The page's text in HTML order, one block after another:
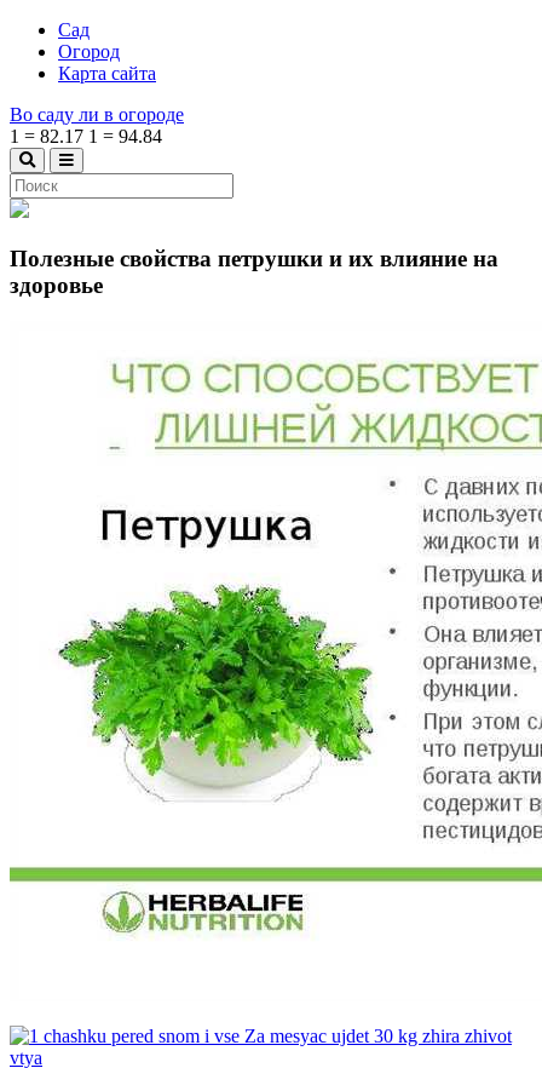
Сад
Огород
Карта сайта
Во саду ли в огороде
1 = 82.17 1 = 94.84
Полезные свойства петрушки и их влияние на
здоровье